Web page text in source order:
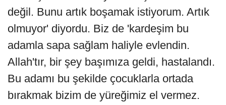
değil. Bunu artık boşamak istiyorum. Artık
olmuyor' diyordu. Biz de 'kardeşim bu
adamla sapa sağlam haliyle evlendin.
Allah'tır, bir şey başımıza geldi, hastalandı.
Bu adamı bu şekilde çocuklarla ortada
bırakmak bizim de yüreğimiz el vermez.